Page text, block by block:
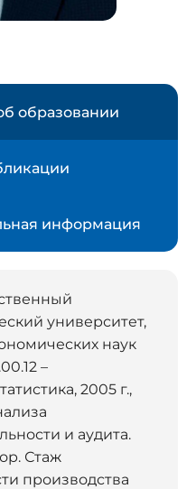
образовании
информация
университет,
наук
–
2005 г.,
и аудита.
Стаж
производства